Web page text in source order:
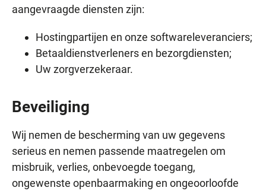
aangevraagde diensten zijn:
Hostingpartijen en onze softwareleveranciers;
Betaaldienstverleners en bezorgdiensten;
Uw zorgverzekeraar.
Beveiliging
Wij nemen de bescherming van uw gegevens
serieus en nemen passende maatregelen om
misbruik, verlies, onbevoegde toegang,
ongewenste openbaarmaking en ongeoorloofde